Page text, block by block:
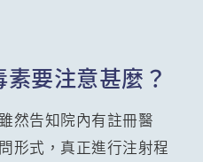
要注意甚麼？
然告知院內有註冊醫
形式，真正進行注射程